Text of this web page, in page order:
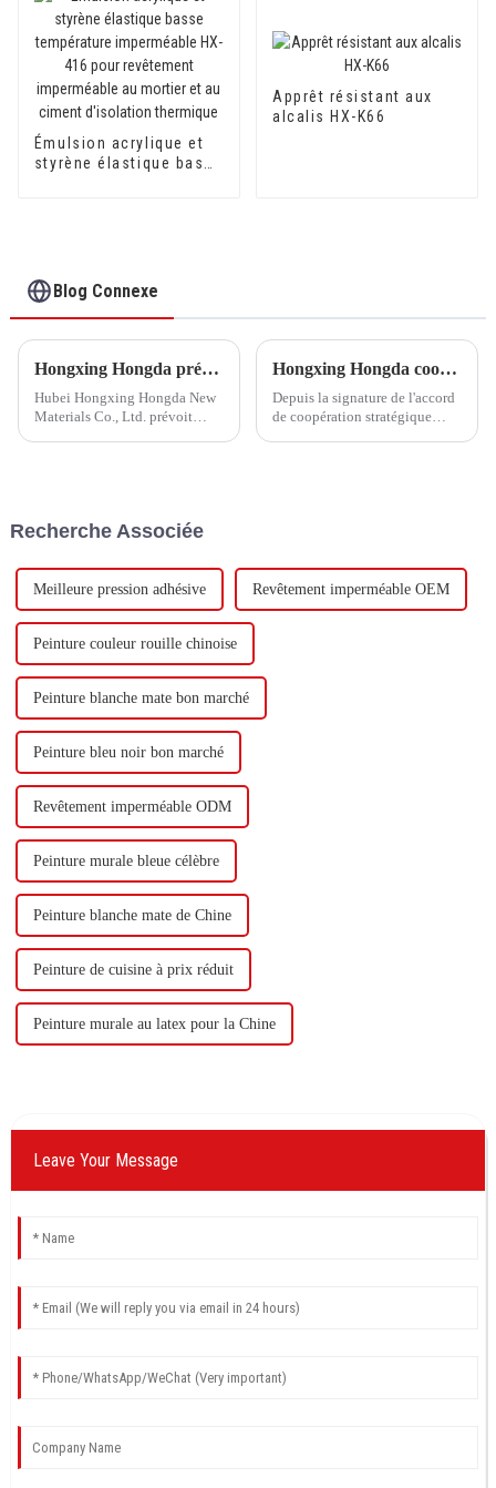
Émulsion acrylique et
styrène élastique basse
thermique
Apprêt résistant aux
alcalis HX-K66
Blog Connexe
Hongxing Hongda prévoit d'investir 1,6 milliard de yuans pour construire une nouvelle usine de production d'émulsion d'une capacité de production de 510 000 tonnes par an.
Hubei Hongxing Hongda New
Materials Co., Ltd. prévoit
base d'eau et 60 000 tonnes de
Hongxing Hongda coopère avec Keshun Waterproof Technology Co., Ltd pour apporter un nouvel avenir à l'industrie
Depuis la signature de l'accord
de coopération stratégique
Recherche Associée
Meilleure pression adhésive Revêtement imperméable OEM
Peinture couleur rouille chinoise
Peinture blanche mate bon marché
Peinture bleu noir bon marché
Revêtement imperméable ODM
Peinture murale bleue célèbre
Peinture blanche mate de Chine
Peinture de cuisine à prix réduit
Peinture murale au latex pour la Chine
Leave Your Message